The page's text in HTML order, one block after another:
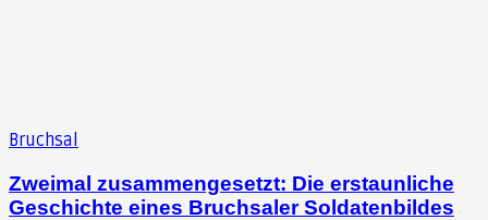
Bruchsal
Zweimal zusammengesetzt: Die erstaunliche
Geschichte eines Bruchsaler Soldatenbildes